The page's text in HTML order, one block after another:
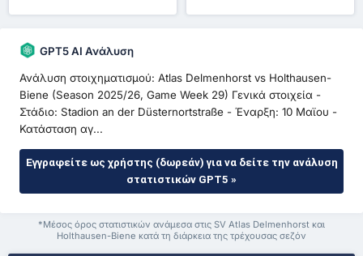
GPT5 AI Ανάλυση
Ανάλυση στοιχηματισμού: Atlas Delmenhorst vs Holthausen-
Biene (Season 2025/26, Game Week 29) Γενικά στοιχεία -
Στάδιο: Stadion an der Düsternortstraße - Έναρξη: 10 Μαϊου -
Κατάσταση αγ...
Εγγραφείτε ως χρήστης (δωρεάν) για να δείτε την ανάλυση
στατιστικών GPT5 »
*Μέσος όρος στατιστικών ανάμεσα στις SV Atlas Delmenhorst και
Holthausen-Biene κατά τη διάρκεια της τρέχουσας σεζόν